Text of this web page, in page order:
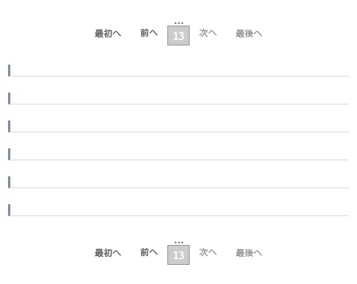
…
13
…
13